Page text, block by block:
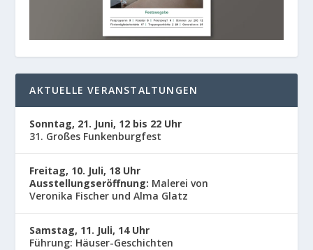
AKTUELLE VERANSTALTUNGEN
Sonntag, 21. Juni, 12 bis 22 Uhr
31. Großes Funkenburgfest
Freitag, 10. Juli, 18 Uhr
Ausstellungseröffnung: Malerei von
Veronika Fischer und Alma Glatz
Samstag, 11. Juli, 14 Uhr
Führung: Häuser-Geschichten